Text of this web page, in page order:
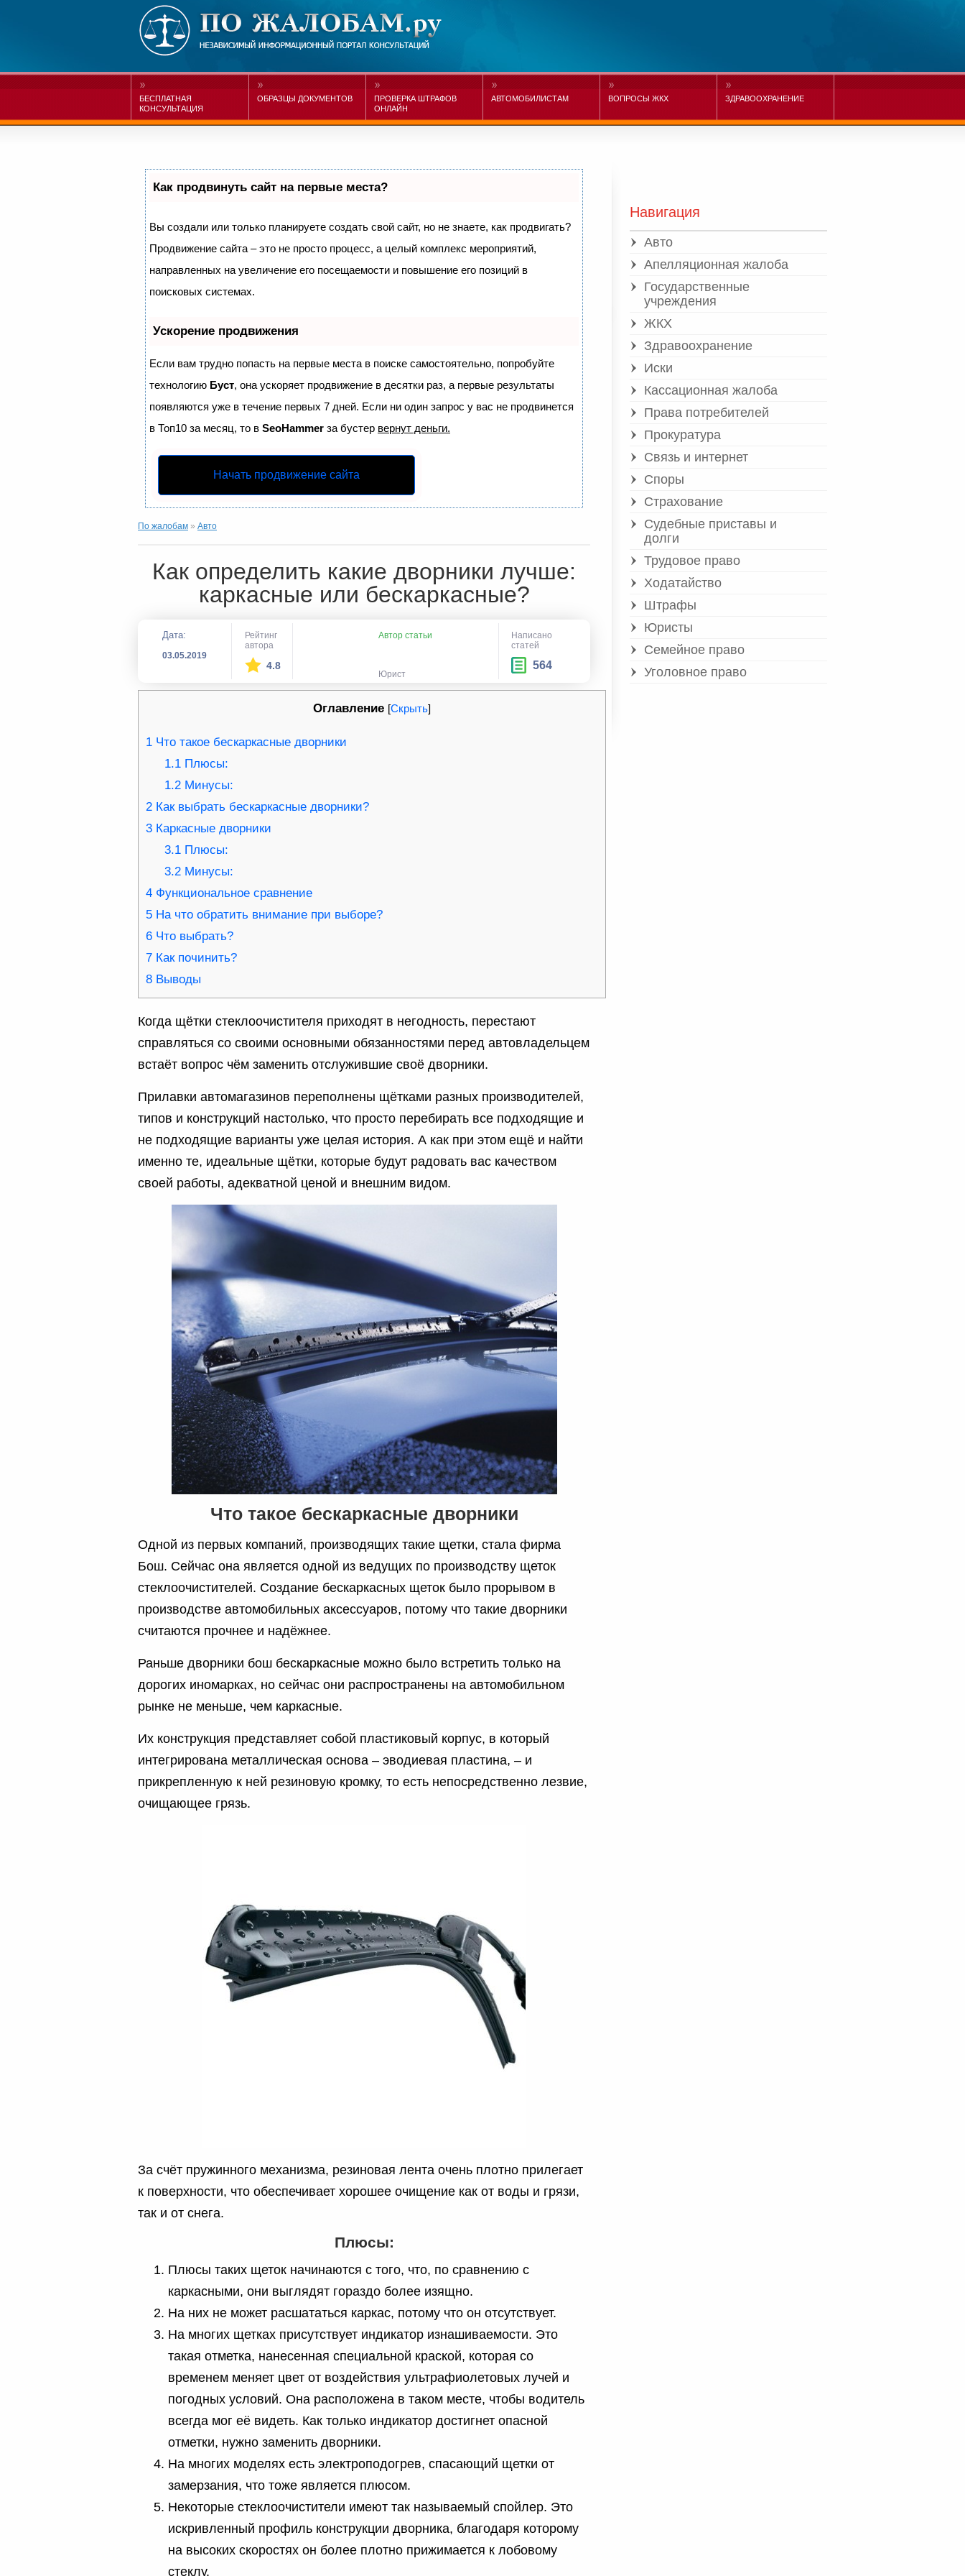
БЕСПЛАТНАЯ
КОНСУЛЬТАЦИЯ
ОБРАЗЦЫ ДОКУМЕНТОВ
ПРОВЕРКА ШТРАФОВ
ОНЛАЙН
АВТОМОБИЛИСТАМ ВОПРОСЫ ЖКХ ЗДРАВООХРАНЕНИЕ
Как продвинуть сайт на первые места?
Вы создали или только планируете создать свой сайт, но не знаете, как продвигать?
Продвижение сайта – это не просто процесс, а целый комплекс мероприятий,
направленных на увеличение его посещаемости и повышение его позиций в
поисковых системах.
Ускорение продвижения
Если вам трудно попасть на первые места в поиске самостоятельно, попробуйте
технологию Буст, она ускоряет продвижение в десятки раз, а первые результаты
появляются уже в течение первых 7 дней. Если ни один запрос у вас не продвинется
в Топ10 за месяц, то в SeoHammer за бустер вернут деньги.
Начать продвижение сайта
По жалобам » Авто
Как определить какие дворники лучше:
каркасные или бескаркасные?
Дата:
03.05.2019
Рейтинг
автора
4.8
Автор статьи
Юрист
Написано
статей
564
Оглавление [Скрыть]
1 Что такое бескаркасные дворники
1.1Плюсы:
1.2Минусы:
2 Как выбрать бескаркасные дворники?
3 Каркасные дворники
3.1Плюсы:
3.2Минусы:
4 Функциональное сравнение
5 На что обратить внимание при выборе?
6 Что выбрать?
7 Как починить?
8 Выводы
Когда щётки стеклоочистителя приходят в негодность, перестают
справляться со своими основными обязанностями перед автовладельцем
встаёт вопрос чём заменить отслужившие своё дворники.
Прилавки автомагазинов переполнены щётками разных производителей,
типов и конструкций настолько, что просто перебирать все подходящие и
не подходящие варианты уже целая история. А как при этом ещё и найти
именно те, идеальные щётки, которые будут радовать вас качеством
своей работы, адекватной ценой и внешним видом.
Что такое бескаркасные дворники
Одной из первых компаний, производящих такие щетки, стала фирма
Бош. Сейчас она является одной из ведущих по производству щеток
стеклоочистителей. Создание бескаркасных щеток было прорывом в
производстве автомобильных аксессуаров, потому что такие дворники
считаются прочнее и надёжнее.
Раньше дворники бош бескаркасные можно было встретить только на
дорогих иномарках, но сейчас они распространены на автомобильном
рынке не меньше, чем каркасные.
Их конструкция представляет собой пластиковый корпус, в который
интегрирована металлическая основа – эводиевая пластина, – и
прикрепленную к ней резиновую кромку, то есть непосредственно лезвие,
очищающее грязь.
За счёт пружинного механизма, резиновая лента очень плотно прилегает
к поверхности, что обеспечивает хорошее очищение как от воды и грязи,
так и от снега.
Плюсы:
Плюсы таких щеток начинаются с того, что, по сравнению с
каркасными, они выглядят гораздо более изящно.
На них не может расшататься каркас, потому что он отсутствует.
На многих щетках присутствует индикатор изнашиваемости. Это
такая отметка, нанесенная специальной краской, которая со
временем меняет цвет от воздействия ультрафиолетовых лучей и
погодных условий. Она расположена в таком месте, чтобы водитель
всегда мог её видеть. Как только индикатор достигнет опасной
отметки, нужно заменить дворники.
На многих моделях есть электроподогрев, спасающий щетки от
замерзания, что тоже является плюсом.
Некоторые стеклоочистители имеют так называемый спойлер. Это
искривленный профиль конструкции дворника, благодаря которому
на высоких скоростях он более плотно прижимается к лобовому
стеклу.
Навигация
Авто
Апелляционная жалоба
Государственные
учреждения
ЖКХ
Здравоохранение
Иски
Кассационная жалоба
Права потребителей
Прокуратура
Связь и интернет
Споры
Страхование
Судебные приставы и
долги
Трудовое право
Ходатайство
Штрафы
Юристы
Семейное право
Уголовное право